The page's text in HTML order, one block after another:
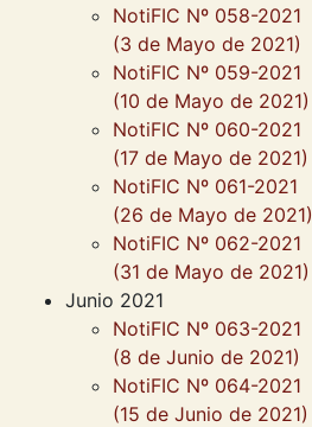
NotiFIC Nº 058-2021
(3 de Mayo de 2021)
NotiFIC Nº 059-2021
(10 de Mayo de 2021)
NotiFIC Nº 060-2021
(17 de Mayo de 2021)
NotiFIC Nº 061-2021
(26 de Mayo de 2021)
NotiFIC Nº 062-2021
(31 de Mayo de 2021)
Junio 2021
NotiFIC Nº 063-2021
(8 de Junio de 2021)
NotiFIC Nº 064-2021
(15 de Junio de 2021)